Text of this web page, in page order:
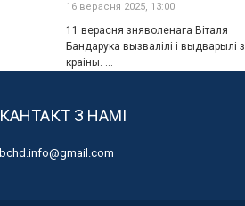
16 верасня 2025, 13:00
11 верасня зняволенага Віталя
Бандарука вызвалілі і выдварылі з
краіны. ...
КАНТАКТ З НАМІ
bchd.info@gmail.com